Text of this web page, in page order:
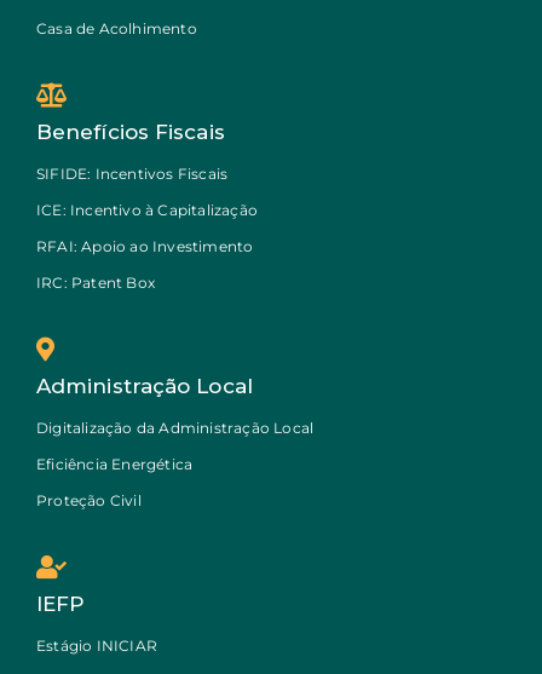
Casa de Acolhimento
Benefícios Fiscais
SIFIDE: Incentivos Fiscais
ICE: Incentivo à Capitalização
RFAI: Apoio ao Investimento
IRC: Patent Box
Administração Local
Digitalização da Administração Local
Eficiência Energética
Proteção Civil
IEFP
Estágio INICIAR